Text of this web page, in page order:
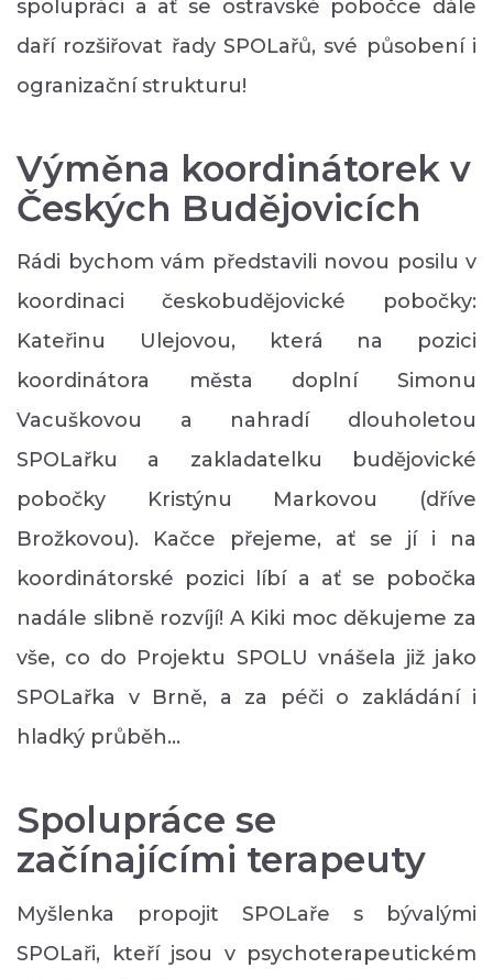
spolupráci a ať se ostravské pobočce dále
daří rozšiřovat řady SPOLařů, své působení i
ogranizační strukturu!
Výměna koordinátorek v
Českých Budějovicích
Rádi bychom vám představili novou posilu v
koordinaci českobudějovické pobočky:
Kateřinu Ulejovou, která na pozici
koordinátora města doplní Simonu
Vacuškovou a nahradí dlouholetou
SPOLařku a zakladatelku budějovické
pobočky Kristýnu Markovou (dříve
Brožkovou). Kačce přejeme, ať se jí i na
koordinátorské pozici líbí a ať se pobočka
nadále slibně rozvíjí! A Kiki moc děkujeme za
vše, co do Projektu SPOLU vnášela již jako
SPOLařka v Brně, a za péči o zakládání i
hladký průběh…
Spolupráce se
začínajícími terapeuty
Myšlenka propojit SPOLaře s bývalými
SPOLaři, kteří jsou v psychoterapeutickém